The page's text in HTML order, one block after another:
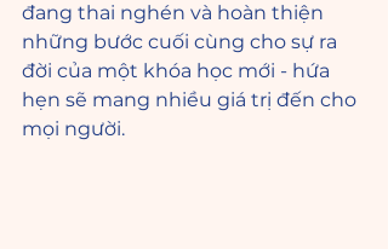
đang thai nghén và hoàn thiện
những bước cuối cùng cho sự ra
đời của một khóa học mới - hứa
hẹn sẽ mang nhiều giá trị đến cho
mọi người.